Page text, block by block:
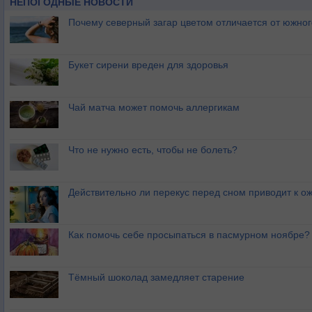
НЕПОГОДНЫЕ НОВОСТИ
Почему северный загар цветом отличается от
Букет сирени вреден для здоровья
Чай матча может помочь аллергикам
Что не нужно есть, чтобы не болеть?
Действительно ли перекус перед сном приводит к
Как помочь себе просыпаться в пасмурном ноябре?
Тёмный шоколад замедляет старение